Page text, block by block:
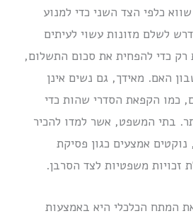
כלפי הצד השני כדי למנוע
לשלם מזונות עשוי לעיתים
כדי להפחית את סכום התשלום,
האם. מאידך, גם נשים אינן
כמו הקפאת הסדרי שהות כדי
בתי המשפט, אשר למדו להכיר
אמצעים כגון פסיקת
זכויות משפטיות לצד הסרבן.
המתח הכלכלי היא באמצעות